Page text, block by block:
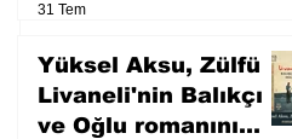
31 Tem
Yüksel Aksu, Zülfü
Livaneli'nin Balıkçı
ve Oğlu romanını